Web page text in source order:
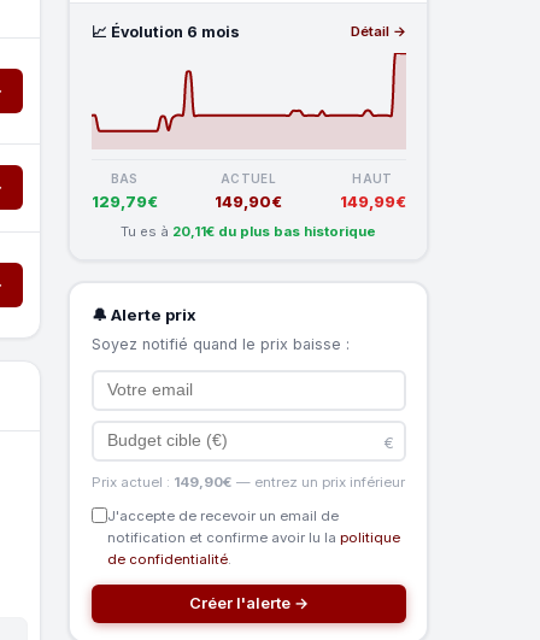
📈 Évolution 6 mois Détail →
BAS
129,79€
ACTUEL
149,90€
HAUT
149,99€
Tu es à 20,11€ du plus bas historique
🔔 Alerte prix
Soyez notifié quand le prix baisse :
€
Prix actuel : 149,90€ — entrez un prix inférieur
J'accepte de recevoir un email de
notification et confirme avoir lu la politique
de confidentialité.
Créer l'alerte →